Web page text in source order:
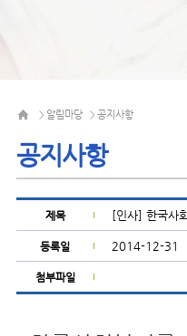
> 알림마당 > 공지사항
공지사항
제목 [인사] 한국사
등록일 2014-12-31
첨부파일